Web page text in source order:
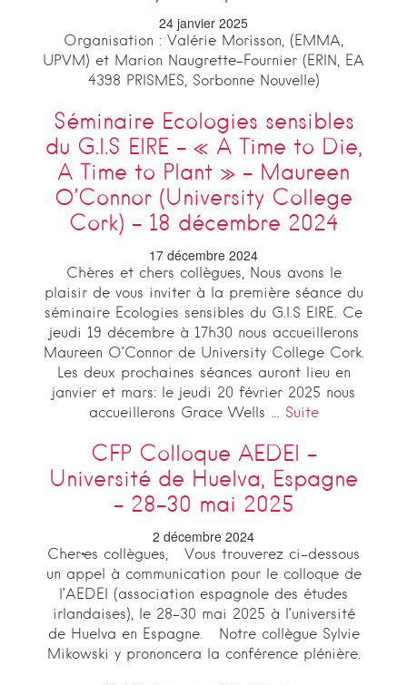
24 janvier 2025
Organisation : Valérie Morisson, (EMMA,
UPVM) et Marion Naugrette-Fournier (ERIN, EA
4398 PRISMES, Sorbonne Nouvelle)
Séminaire Ecologies sensibles
du G.I.S EIRE – « A Time to Die,
A Time to Plant » – Maureen
O’Connor (University College
Cork) – 18 décembre 2024
17 décembre 2024
Chères et chers collègues, Nous avons le
plaisir de vous inviter à la première séance du
séminaire Ecologies sensibles du G.I.S EIRE. Ce
jeudi 19 décembre à 17h30 nous accueillerons
Maureen O’Connor de University College Cork.
Les deux prochaines séances auront lieu en
janvier et mars: le jeudi 20 février 2025 nous
accueillerons Grace Wells … Suite
CFP Colloque AEDEI –
Université de Huelva, Espagne
– 28-30 mai 2025
2 décembre 2024
Cher·es collègues, Vous trouverez ci-dessous
un appel à communication pour le colloque de
l’AEDEI (association espagnole des études
irlandaises), le 28-30 mai 2025 à l’université
de Huelva en Espagne. Notre collègue Sylvie
Mikowski y prononcera la conférence plénière.